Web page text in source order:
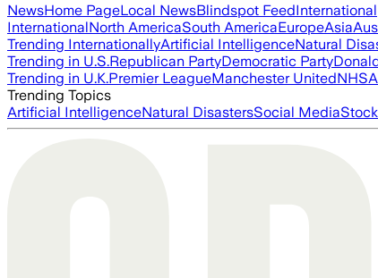
NewsHome PageLocal NewsBlindspot FeedInternational
InternationalNorth AmericaSouth AmericaEuropeAsia
Trending InternationallyArtificial IntelligenceNatural
Trending in U.S.Republican PartyDemocratic Party
Trending in U.K.Premier LeagueManchester UnitedNHS
Trending Topics
Artificial IntelligenceNatural DisastersSocial Media